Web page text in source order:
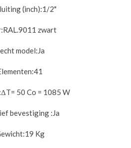
(inch):1/2"
RAL.9011 zwart
model:Ja
41
ΔT= 50 Co = 1085 W
bevestiging :Ja
19 Kg